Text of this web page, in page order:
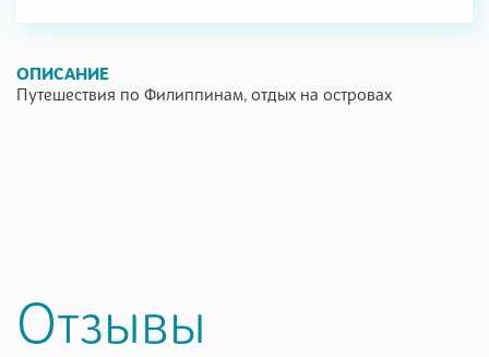
ОПИСАНИЕ
Путешествия по Филиппинам, отдых на островах
Отзывы